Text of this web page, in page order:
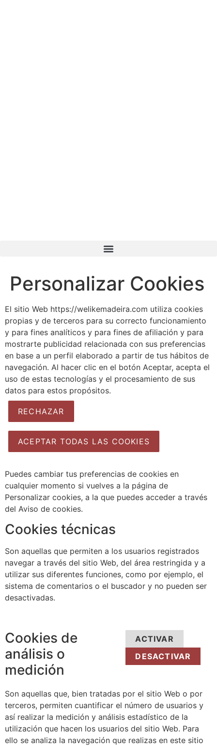
Personalizar Cookies
El sitio Web https://welikemadeira.com utiliza cookies
propias y de terceros para su correcto funcionamiento
y para fines analíticos y para fines de afiliación y para
mostrarte publicidad relacionada con sus preferencias
en base a un perfil elaborado a partir de tus hábitos de
navegación. Al hacer clic en el botón Aceptar, acepta el
uso de estas tecnologías y el procesamiento de sus
datos para estos propósitos.
RECHAZAR
ACEPTAR TODAS LAS COOKIES
Puedes cambiar tus preferencias de cookies en
cualquier momento si vuelves a la página de
Personalizar cookies, a la que puedes acceder a través
del Aviso de cookies.
Cookies técnicas
Son aquellas que permiten a los usuarios registrados
navegar a través del sitio Web, del área restringida y a
utilizar sus diferentes funciones, como por ejemplo, el
sistema de comentarios o el buscador y no pueden ser
desactivadas.
Cookies de
análisis o
medición
ACTIVAR
DESACTIVAR
Son aquellas que, bien tratadas por el sitio Web o por
terceros, permiten cuantificar el número de usuarios y
así realizar la medición y análisis estadístico de la
utilización que hacen los usuarios del sitio Web. Para
ello se analiza la navegación que realizas en este sitio